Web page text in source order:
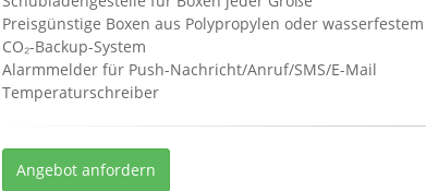
Preisgünstige Boxen aus Polypropylen oder
CO₂-Backup-System
Alarmmelder für Push-Nachricht/Anruf/SMS/E-Mail
Temperaturschreiber
Angebot anfordern